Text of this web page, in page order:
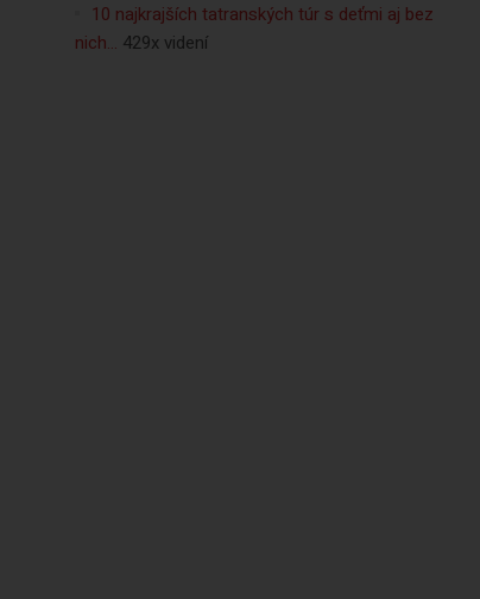
10 najkrajších tatranských túr s deťmi aj bez
nich… 429x videní